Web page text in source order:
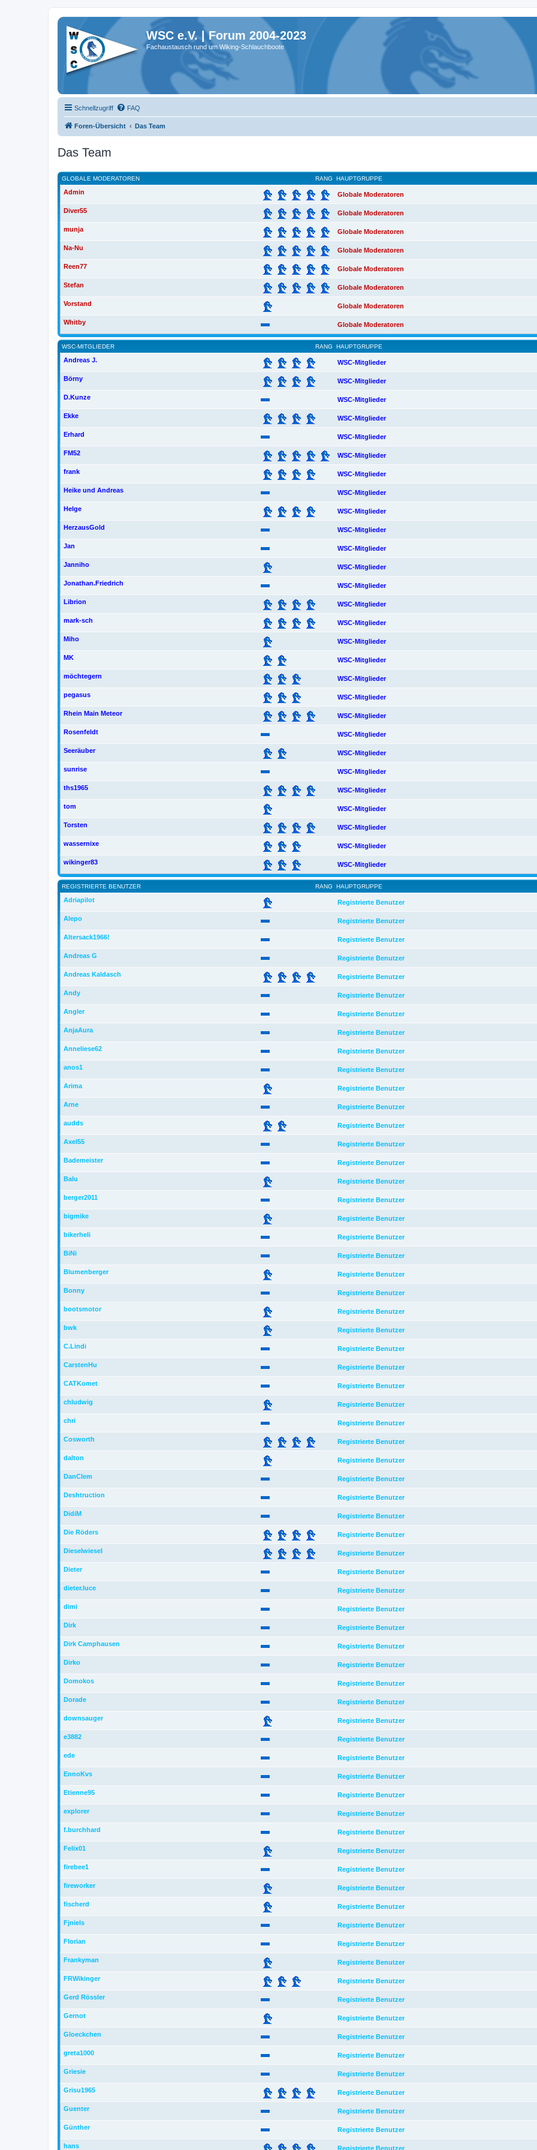
WSC e.V. | Forum 2004-2023
Fachaustausch rund um Wiking-Schlauchboote
Schnellzugriff FAQ
Foren-Übersicht Das Team
Das Team
RANG
GLOBALE MODERATOREN HAUPTGRUPPE
Admin Globale Moderatoren
Diver55 Globale Moderatoren
munja Globale Moderatoren
Na-Nu Globale Moderatoren
Reen77 Globale Moderatoren
Stefan Globale Moderatoren
Vorstand Globale Moderatoren
Whitby Globale Moderatoren
RANG
WSC-MITGLIEDER HAUPTGRUPPE
Andreas J. WSC-Mitglieder
Börny WSC-Mitglieder
D.Kunze WSC-Mitglieder
Ekke WSC-Mitglieder
Erhard WSC-Mitglieder
FM52 WSC-Mitglieder
frank WSC-Mitglieder
Heike und Andreas WSC-Mitglieder
Helge WSC-Mitglieder
HerzausGold WSC-Mitglieder
Jan WSC-Mitglieder
Janniho WSC-Mitglieder
Jonathan.Friedrich WSC-Mitglieder
Librion WSC-Mitglieder
mark-sch WSC-Mitglieder
Miho WSC-Mitglieder
MK WSC-Mitglieder
möchtegern WSC-Mitglieder
pegasus WSC-Mitglieder
Rhein Main Meteor WSC-Mitglieder
Rosenfeldt WSC-Mitglieder
Seeräuber WSC-Mitglieder
sunrise WSC-Mitglieder
ths1965 WSC-Mitglieder
tom WSC-Mitglieder
Torsten WSC-Mitglieder
wassernixe WSC-Mitglieder
wikinger83 WSC-Mitglieder
RANG
REGISTRIERTE BENUTZER HAUPTGRUPPE
Adriapilot Registrierte Benutzer
Alepo Registrierte Benutzer
Altersack1966! Registrierte Benutzer
Andreas G Registrierte Benutzer
Andreas Kaldasch Registrierte Benutzer
Andy Registrierte Benutzer
Angler Registrierte Benutzer
AnjaAura Registrierte Benutzer
Anneliese62 Registrierte Benutzer
anos1 Registrierte Benutzer
Arima Registrierte Benutzer
Arne Registrierte Benutzer
audds Registrierte Benutzer
Axel55 Registrierte Benutzer
Bademeister Registrierte Benutzer
Balu Registrierte Benutzer
berger2011 Registrierte Benutzer
bigmike Registrierte Benutzer
bikerheli Registrierte Benutzer
BiNi Registrierte Benutzer
Blumenberger Registrierte Benutzer
Bonny Registrierte Benutzer
bootsmotor Registrierte Benutzer
bwk Registrierte Benutzer
C.Lindi Registrierte Benutzer
CarstenHu Registrierte Benutzer
CATKomet Registrierte Benutzer
chludwig Registrierte Benutzer
chri Registrierte Benutzer
Cosworth Registrierte Benutzer
dalton Registrierte Benutzer
DanClem Registrierte Benutzer
Deshtruction Registrierte Benutzer
DidiM Registrierte Benutzer
Die Röders Registrierte Benutzer
Dieselwiesel Registrierte Benutzer
Dieter Registrierte Benutzer
dieter.luce Registrierte Benutzer
dimi Registrierte Benutzer
Dirk Registrierte Benutzer
Dirk Camphausen Registrierte Benutzer
Dirko Registrierte Benutzer
Domokos Registrierte Benutzer
Dorade Registrierte Benutzer
downsauger Registrierte Benutzer
e3882 Registrierte Benutzer
ede Registrierte Benutzer
EnnoKvs Registrierte Benutzer
Etienne95 Registrierte Benutzer
explorer Registrierte Benutzer
f.burchhard Registrierte Benutzer
Felix01 Registrierte Benutzer
firebee1 Registrierte Benutzer
fireworker Registrierte Benutzer
fischerd Registrierte Benutzer
Fjniels Registrierte Benutzer
Florian Registrierte Benutzer
Frankyman Registrierte Benutzer
FRWikinger Registrierte Benutzer
Gerd Rössler Registrierte Benutzer
Gernot Registrierte Benutzer
Gloeckchen Registrierte Benutzer
greta1000 Registrierte Benutzer
Griesie Registrierte Benutzer
Grisu1965 Registrierte Benutzer
Guenter Registrierte Benutzer
Günther Registrierte Benutzer
hans Registrierte Benutzer